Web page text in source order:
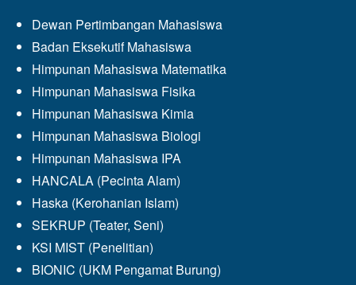
Dewan Pertimbangan Mahasiswa
Badan Eksekutif Mahasiswa
Himpunan Mahasiswa Matematika
Himpunan Mahasiswa Fisika
Himpunan Mahasiswa Kimia
Himpunan Mahasiswa Biologi
Himpunan Mahasiswa IPA
HANCALA (Pecinta Alam)
Haska (Kerohanian Islam)
SEKRUP (Teater, Seni)
KSI MIST (Penelitian)
BIONIC (UKM Pengamat Burung)